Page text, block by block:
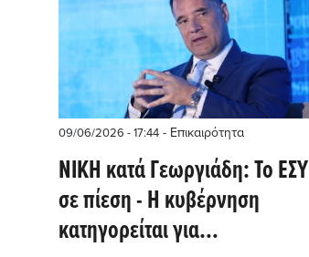
09/06/2026 - 17:44 - Επικαιρότητα
ΝΙΚΗ κατά Γεωργιάδη: Το ΕΣΥ
σε πίεση - Η κυβέρνηση
κατηγορείται για